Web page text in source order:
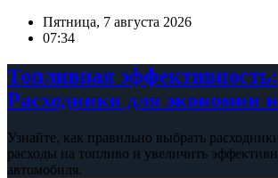
ПерейтиПятница, 7 августа 2026
07:34
Топливная эффективность:
Расходники для экономии
Узнайте, как правильно выбрать
расходы на топливо и увеличить
автомобиля.